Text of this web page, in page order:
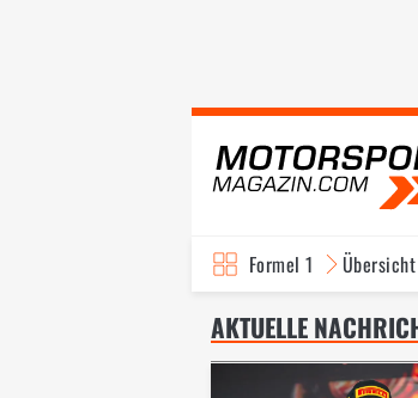
Formel 1 Übersicht
AKTUELLE